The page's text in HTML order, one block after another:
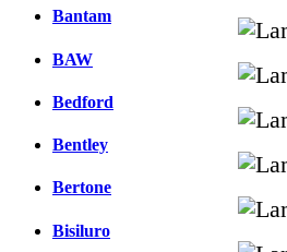
Bantam
BAW
Bedford
Bentley
Bertone
Bisiluro